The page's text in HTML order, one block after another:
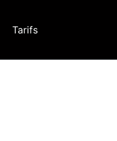
Tarifs